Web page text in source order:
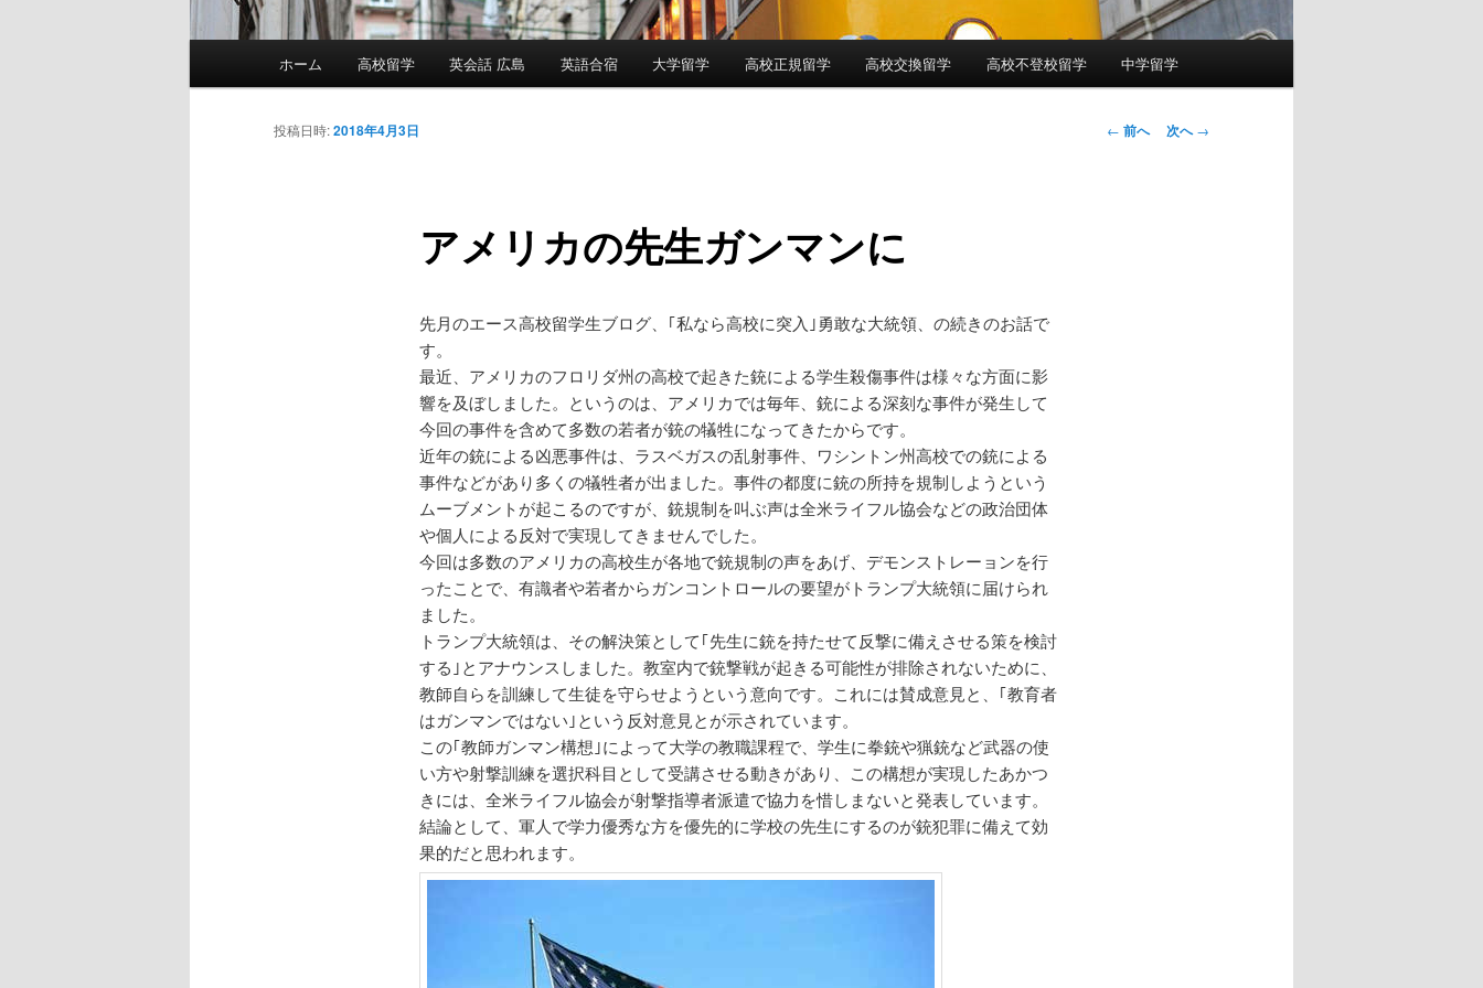
ホーム 高校留学 英会話 広島 英語合宿 大学留学 高校正規留学 高校交換留学 高校不登校留学 中学留学
投
← 前へ 次へ→
アメリカの先生ガンマンに
投稿日時:2018年4月3日
先月のエース高校留学生ブログ、｢私なら高校に突入｣勇敢な大統領、の続きのお話で
す。
最近、アメリカのフロリダ州の高校で起きた銃による学生殺傷事件は様々な方面に影
響を及ぼしました。というのは、アメリカでは毎年、銃による深刻な事件が発生して
今回の事件を含めて多数の若者が銃の犠牲になってきたからです。
近年の銃による凶悪事件は、ラスベガスの乱射事件、ワシントン州高校での銃による
事件などがあり多くの犠牲者が出ました。事件の都度に銃の所持を規制しようという
ムーブメントが起こるのですが、銃規制を叫ぶ声は全米ライフル協会などの政治団体
や個人による反対で実現してきませんでした。
今回は多数のアメリカの高校生が各地で銃規制の声をあげ、デモンストレーョンを行
ったことで、有識者や若者からガンコントロールの要望がトランプ大統領に届けられ
ました。
トランプ大統領は、その解決策として｢先生に銃を持たせて反撃に備えさせる策を検討
する｣とアナウンスしました。教室内で銃撃戦が起きる可能性が排除されないために、
教師自らを訓練して生徒を守らせようという意向です。これには賛成意見と、｢教育者
はガンマンではない｣という反対意見とが示されています。
この｢教師ガンマン構想｣によって大学の教職課程で、学生に拳銃や猟銃など武器の使
い方や射撃訓練を選択科目として受講させる動きがあり、この構想が実現したあかつ
きには、全米ライフル協会が射撃指導者派遣で協力を惜しまないと発表しています。
結論として、軍人で学力優秀な方を優先的に学校の先生にするのが銃犯罪に備えて効
果的だと思われます。